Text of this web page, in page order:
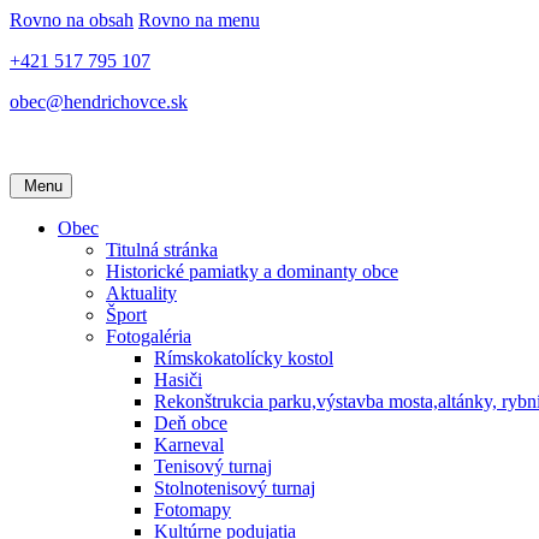
Rovno na obsah Rovno na menu
+421 517 795 107
obec@hendrichovce.sk
Menu
Obec
Titulná stránka
Historické pamiatky a dominanty obce
Aktuality
Šport
Fotogaléria
Rímskokatolícky kostol
Hasiči
Rekonštrukcia parku,výstavba mosta,altánky,
Deň obce
Karneval
Tenisový turnaj
Stolnotenisový turnaj
Fotomapy
Kultúrne podujatia